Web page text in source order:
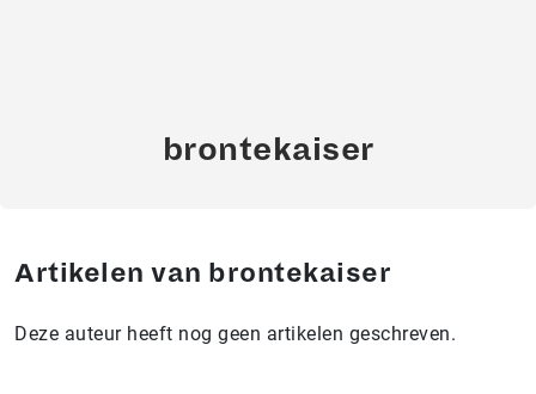
brontekaiser
Artikelen van brontekaiser
Deze auteur heeft nog geen artikelen geschreven.